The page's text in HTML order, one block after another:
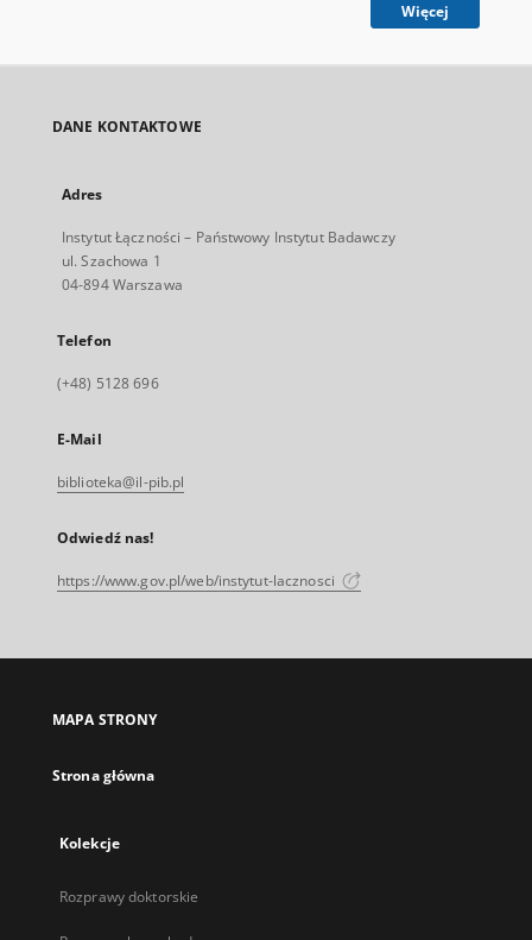
Więcej
DANE KONTAKTOWE
Adres
Instytut Łączności – Państwowy Instytut Badawczy
ul. Szachowa 1
04-894 Warszawa
Telefon
(+48) 5128 696
E-Mail
biblioteka@il-pib.pl
Odwiedź nas!
https://www.gov.pl/web/instytut-lacznosci
MAPA STRONY
Strona główna
Kolekcje
Rozprawy doktorskie